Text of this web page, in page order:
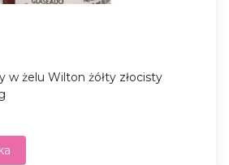
w żelu Wilton żółty złocisty